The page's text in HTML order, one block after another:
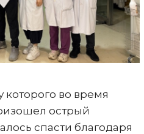
которого во время
острый
спасти благодаря